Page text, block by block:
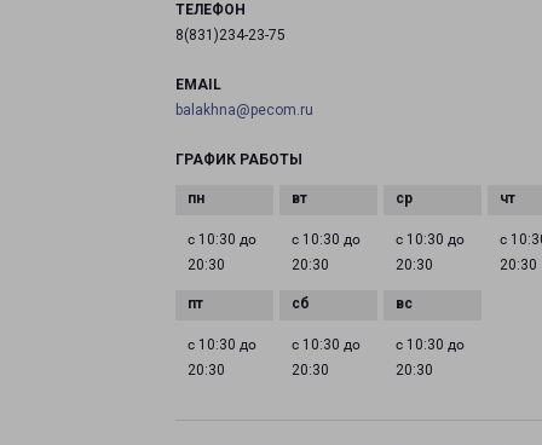
ТЕЛЕФОН
8(831)234-23-75
EMAIL
balakhna@pecom.ru
ГРАФИК РАБОТЫ
с 10:30 до
20:30
с 10:30 до
20:30
с 10:30 до
20:30
с
20:30
с 10:30 до
20:30
с 10:30 до
20:30
с 10:30 до
20:30